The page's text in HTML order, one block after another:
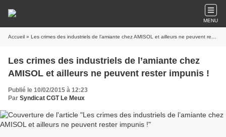
MENU
Accueil » Les crimes des industriels de l’amiante chez AMISOL et ailleurs ne peuvent rester impunis !
Les crimes des industriels de l’amiante chez
AMISOL et ailleurs ne peuvent rester impunis !
Publié le 10/02/2015 à 12:23
Par Syndicat CGT Le Meux